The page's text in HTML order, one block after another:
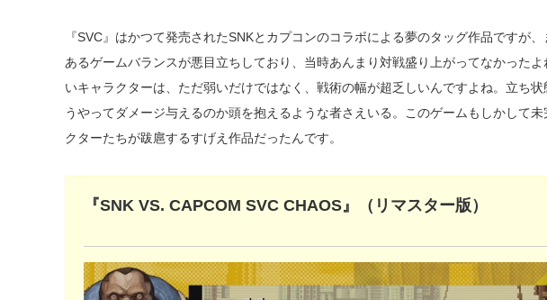
『SVC』はかつて発売されたSNKとカプコンのコラボによる夢のタッグ作品ですが
あるゲームバランスが悪目立ちしており、当時あんまり対戦盛り上がってなかった
いキャラクターは、ただ弱いだけではなく、戦術の幅が超乏しいんですよね。立ち
うやってダメージ与えるのか頭を抱えるような者さえいる。このゲームもしかして
クターたちが跋扈するすげえ作品だったんです。
『SNK VS. CAPCOM SVC CHAOS』（リマスター版）